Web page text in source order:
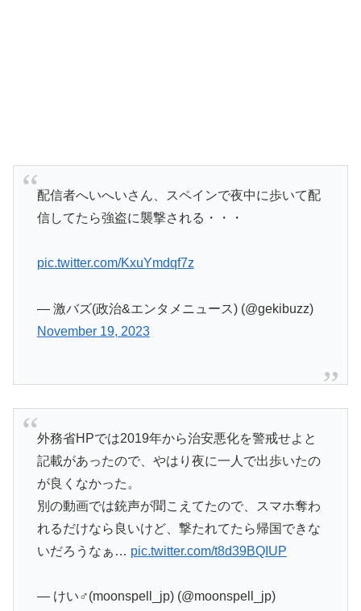
配信者へいへいさん、スペインで夜中に歩いて配
信してたら強盗に襲撃される・・・
pic.twitter.com/KxuYmdqf7z
— 激バズ(政治&エンタメニュース) (@gekibuzz)
November 19, 2023
外務省HPでは2019年から治安悪化を警戒せよと
記載があったので、やはり夜に一人で出歩いたの
が良くなかった。
別の動画では銃声が聞こえてたので、スマホ奪わ
れるだけなら良いけど、撃たれてたら帰国できな
いだろうなぁ… pic.twitter.com/t8d39BQIUP
— けい♂(moonspell_jp) (@moonspell_jp)